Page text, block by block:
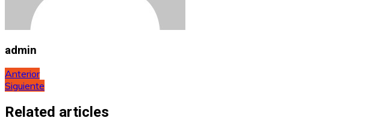
admin
Navegación
de
entradas
Anterior
Siguiente
Related articles